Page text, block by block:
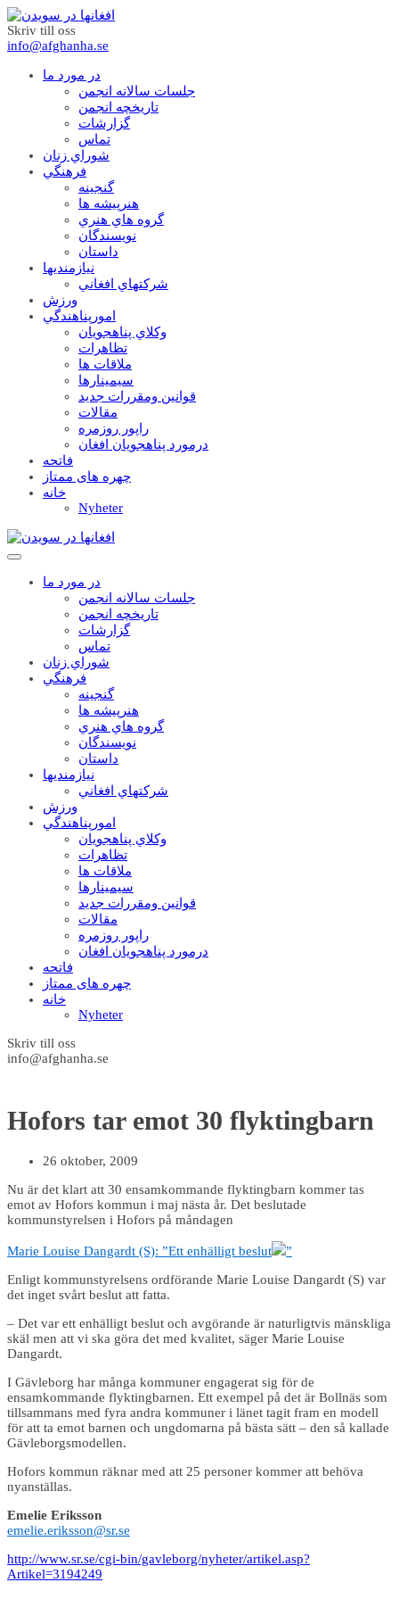
Skriv till oss
info@afghanha.se
در مورد ما
جلسات سالانه انجمن
تاریخچه انجمن
گزارشات
تماس
شوراي زنان
فرهنگي
گنجينه
هنرپيشه ها
گروه هاي هنري
نويسندگان
داستان
نيازمنديها
شرکتهاي افغاني
ورزش
امورپناهندگي
وکلاي پناهجويان
تظاهرات
ملاقات ها
سيمينارها
قوانين ومقررات جديد
مقالات
راپور روزمره
درمورد پناهجويان افغان
فاتحه
چهره های ممتاز
خانه
Nyheter
در مورد ما
جلسات سالانه انجمن
تاریخچه انجمن
گزارشات
تماس
شوراي زنان
فرهنگي
گنجينه
هنرپيشه ها
گروه هاي هنري
نويسندگان
داستان
نيازمنديها
شرکتهاي افغاني
ورزش
امورپناهندگي
وکلاي پناهجويان
تظاهرات
ملاقات ها
سيمينارها
قوانين ومقررات جديد
مقالات
راپور روزمره
درمورد پناهجويان افغان
فاتحه
چهره های ممتاز
خانه
Nyheter
Skriv till oss
info@afghanha.se
Hofors tar emot 30 flyktingbarn
26 oktober, 2009
Nu är det klart att 30 ensamkommande flyktingbarn kommer tas
emot av Hofors kommun i maj nästa år. Det beslutade
kommunstyrelsen i Hofors på måndagen
Marie Louise Dangardt (S): ”Ett enhälligt beslut
”
Enligt kommunstyrelsens ordförande Marie Louise Dangardt (S) var
det inget svårt beslut att fatta.
– Det var ett enhälligt beslut och avgörande är naturligtvis mänskliga
skäl men att vi ska göra det med kvalitet, säger Marie Louise
Dangardt.
I Gävleborg har många kommuner engagerat sig för de
ensamkommande flyktingbarnen. Ett exempel på det är Bollnäs som
tillsammans med fyra andra kommuner i länet tagit fram en modell
för att ta emot barnen och ungdomarna på bästa sätt – den så kallade
Gävleborgsmodellen.
Hofors kommun räknar med att 25 personer kommer att behöva
nyanställas.
Emelie Eriksson
emelie.eriksson@sr.se
http://www.sr.se/cgi-bin/gavleborg/nyheter/artikel.asp?
Artikel=3194249